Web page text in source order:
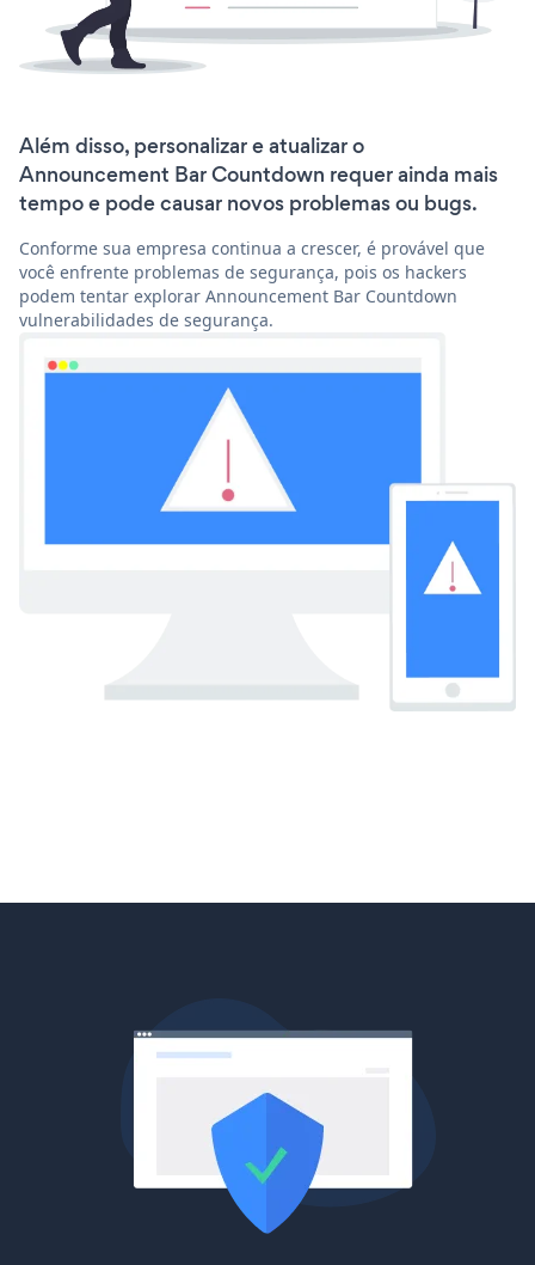
Além disso, personalizar e atualizar o
Announcement Bar Countdown requer ainda mais
tempo e pode causar novos problemas ou bugs.
Conforme sua empresa continua a crescer, é provável que
você enfrente problemas de segurança, pois os hackers
podem tentar explorar Announcement Bar Countdown
vulnerabilidades de segurança.